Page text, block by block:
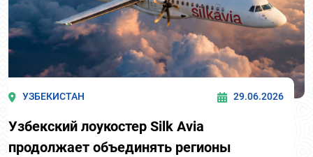
УЗБЕКИСТАН 29.06.2026
Узбекский лоукостер Silk Avia
продолжает объединять регионы